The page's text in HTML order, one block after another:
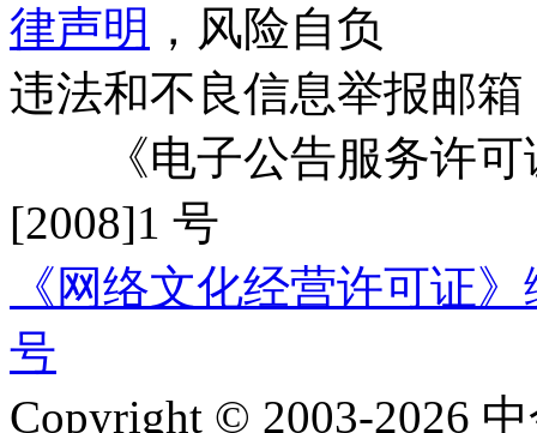
律声明 ，风险自负
违法和不良信息举报邮箱
《电子公告服务许可
[2008]1 号
《网络文化经营许可证
号
Copyright © 2003-2026